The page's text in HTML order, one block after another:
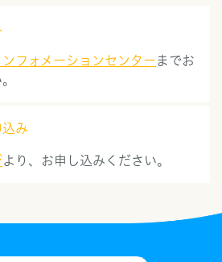
フォメーションセンターまでお
み
より、お申し込みください。